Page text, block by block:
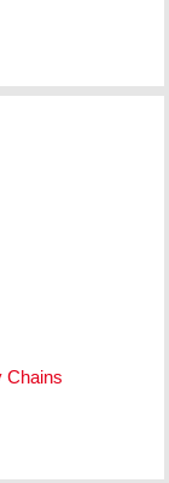
Chains